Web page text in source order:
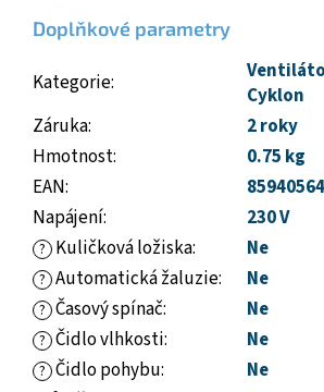
Doplňkové parametry
Kategorie:
Cyklon
Záruka:
2 roky
Hmotnost:
0.75 kg
EAN:
Napájení: 230 V
? Kuličková ložiska: Ne
? Automatická žaluzie: Ne
? Časový spínač: Ne
? Čidlo vlhkosti: Ne
? Čidlo pohybu:
Ne